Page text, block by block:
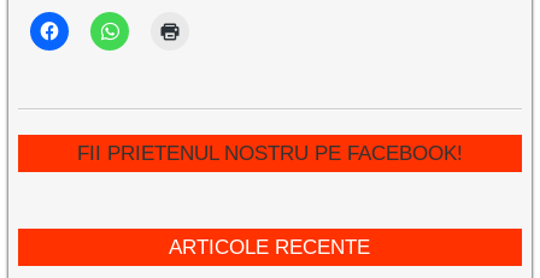
FII PRIETENUL NOSTRU PE FACEBOOK!
ARTICOLE RECENTE